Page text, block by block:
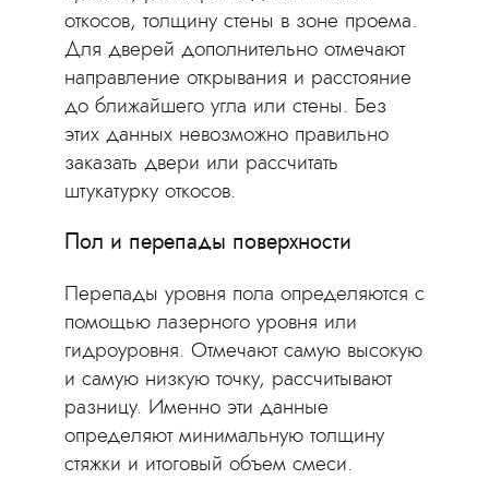
откосов, толщину стены в зоне проема.
Для дверей дополнительно отмечают
направление открывания и расстояние
до ближайшего угла или стены. Без
этих данных невозможно правильно
заказать двери или рассчитать
штукатурку откосов.
Пол и перепады поверхности
Перепады уровня пола определяются с
помощью лазерного уровня или
гидроуровня. Отмечают самую высокую
и самую низкую точку, рассчитывают
разницу. Именно эти данные
определяют минимальную толщину
стяжки и итоговый объем смеси.